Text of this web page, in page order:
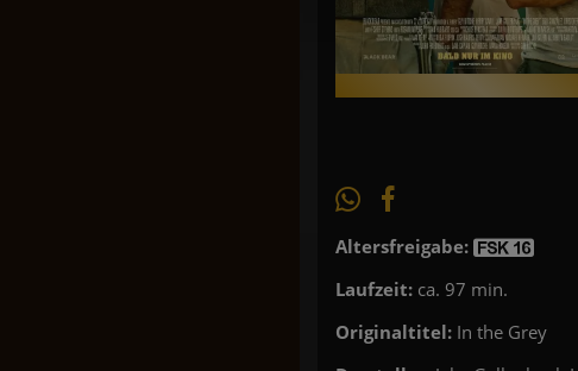
Altersfreigabe:
Laufzeit: ca. 97 min.
Originaltitel: In the Grey